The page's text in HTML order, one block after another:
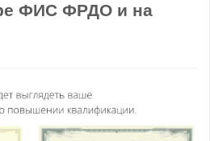
ФИС ФРДО и на